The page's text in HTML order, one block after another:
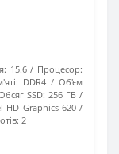
15.6
Процесор:
DDR4
Об'єм
SSD: 256 ГБ
HD Graphics 620
2